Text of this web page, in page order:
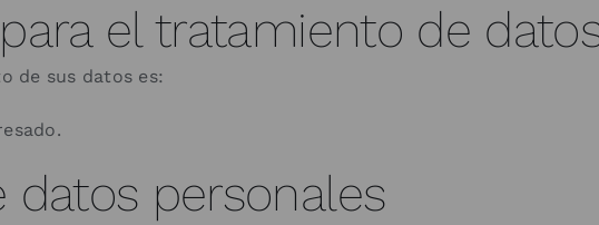
el tratamiento de
de sus datos es:
datos personales